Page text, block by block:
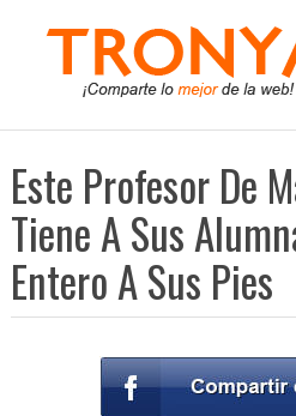
Este Profesor De
Tiene A Sus
Entero A Sus Pies